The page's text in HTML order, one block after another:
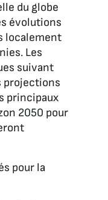
du globe
évolutions
localement
Les
suivant
projections
principaux
2050 pour
pour la